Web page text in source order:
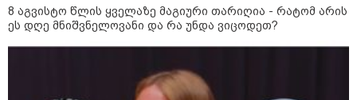
8 აგვისტო წლის ყველაზე მაგიური თარიღია - რატომ არის
ეს დღე მნიშვნელოვანი და რა უნდა ვიცოდეთ?